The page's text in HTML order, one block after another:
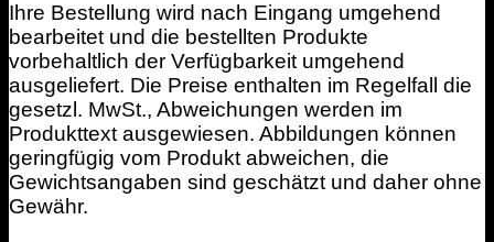
Ihre Bestellung wird nach Eingang umgehend
bearbeitet und die bestellten Produkte
vorbehaltlich der Verfügbarkeit umgehend
ausgeliefert. Die Preise enthalten im Regelfall die
gesetzl. MwSt., Abweichungen werden im
Produkttext ausgewiesen. Abbildungen können
geringfügig vom Produkt abweichen, die
Gewichtsangaben sind geschätzt und daher ohne
Gewähr.